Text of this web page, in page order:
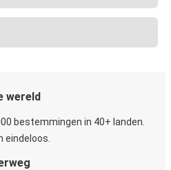
wereld
bestemmingen in 40+ landen.
eindeloos.